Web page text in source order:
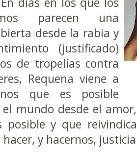
parecen una
desde la rabia y
(justificado)
de tropelías contra
Requena viene a
que es posible
mundo desde el
posible y que
y hacernos,